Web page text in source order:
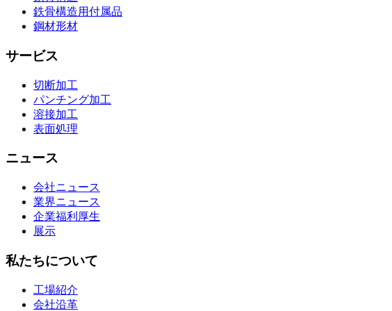
鉄骨構造用付属品
鋼材形材
サービス
切断加工
パンチング加工
溶接加工
表面処理
ニュース
会社ニュース
業界ニュース
企業福利厚生
展示
私たちについて
工場紹介
会社沿革